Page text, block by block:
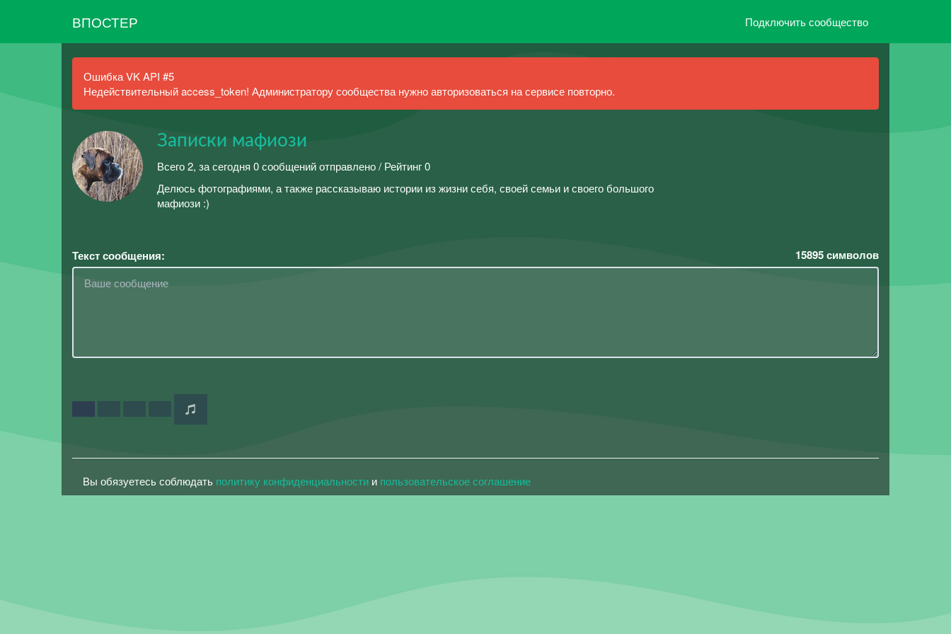
ВПОСТЕР Подключить сообщество
Ошибка VK API #5
Недействительный access_token! Администратору сообщества нужно авторизоваться на сервисе повторно.
Записки мафиози
Всего 2, за сегодня 0 сообщений отправлено / Рейтинг 0
Делюсь фотографиями, а также рассказываю истории из жизни себя, своей семьи и своего большого
мафиози :)
Текст сообщения: 15895символов
Вы обязуетесь соблюдать политику конфиденциальности и пользовательское соглашение